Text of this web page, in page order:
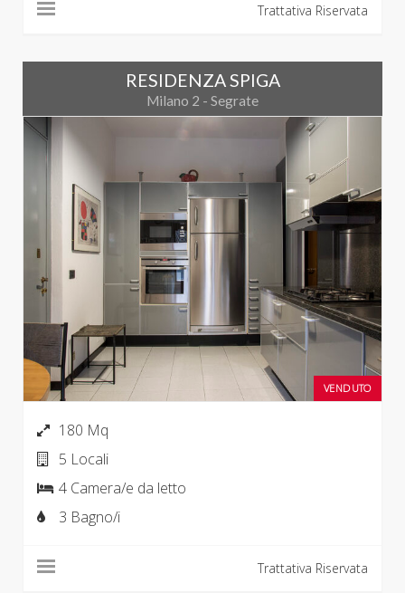
Trattativa Riservata
RESIDENZA SPIGA
Milano 2 - Segrate
VENDUTO
180 Mq
5 Locali
4 Camera/e da letto
3 Bagno/i
Trattativa Riservata